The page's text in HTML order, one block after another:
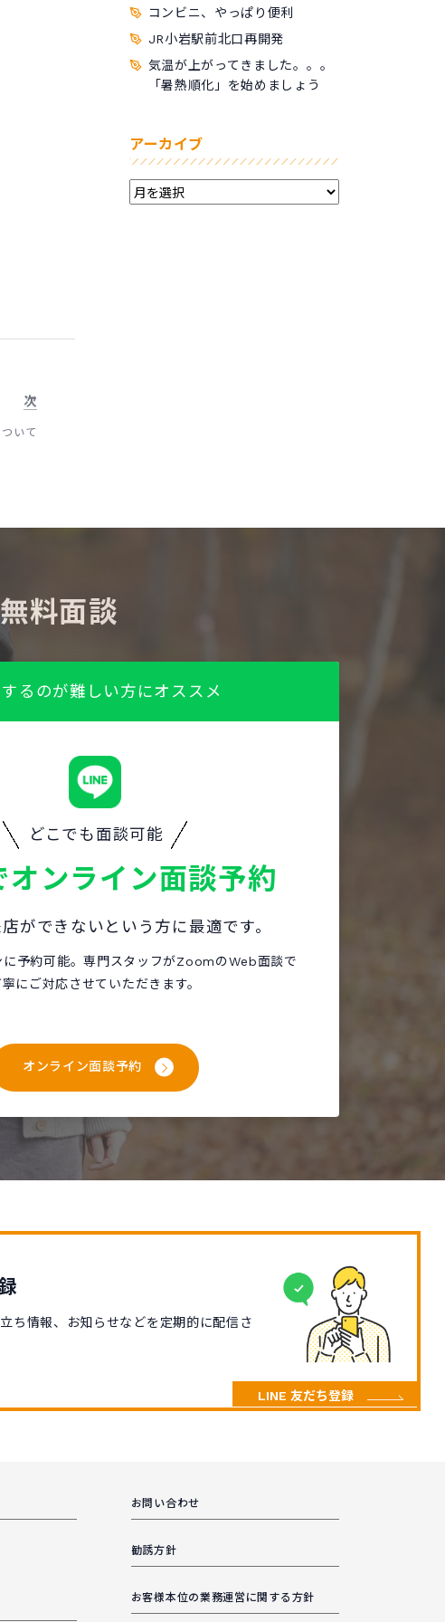
次
いて
コンビニ、やっぱり便利
JR小岩駅前北口再開発
気温が上がってきました。。。
「暑熱順化」を始めましょう
アーカイブ
料面談
るのが難しい方にオススメ
どこでも面談可能
オンライン面談予約
ができないという方に最適です。
予約可能。専門スタッフがZoomのWeb面談で
寧にご対応させていただきます。
オンライン面談予約
ち情報、お知らせなどを定期的に配信さ
LINE 友だち登録
お問い合わせ
勧誘方針
お客様本位の業務運営に関する方針